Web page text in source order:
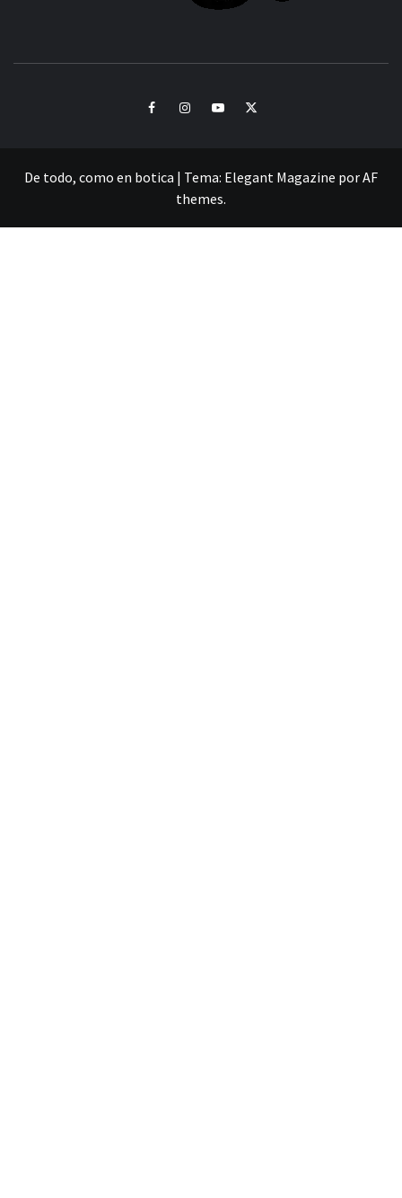
FacebookInstagramYoutubeTwitter
De todo, como en botica | Tema: Elegant Magazine porAF
themes.